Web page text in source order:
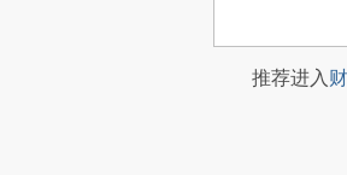
推荐进入